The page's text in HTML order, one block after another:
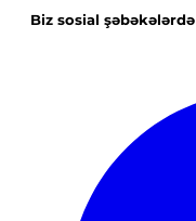
Biz sosial şəbəkələrdə